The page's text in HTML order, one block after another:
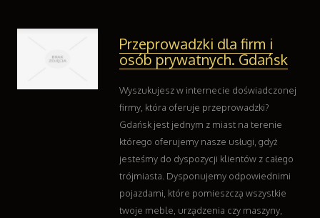
Przeprowadzki dla firm i
osób prywatnych. Gdańsk
Wyszukujesz w internecie doświadczonej
firmy, która oferuje przeprowadzki?
Gdańsk jest jednym z miast na terenie
którego oferujemy nasze usługi, gdyż
jesteśmy do dyspozycji klientów z całego
trójmiasta. Dysponujemy odpowiednimi
pojazdami, które pomieszczą wszystkie
twoje meble, urządzenia czy maszyny,